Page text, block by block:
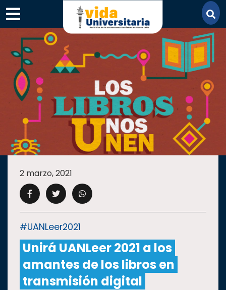
×
ACADEMIA
CAMPUS UANL
CULTURA
DEPORTES
2 marzo, 2021
#UANLeer2021
Unirá UANLeer 2021 a los
amantes de los libros en
transmisión digital